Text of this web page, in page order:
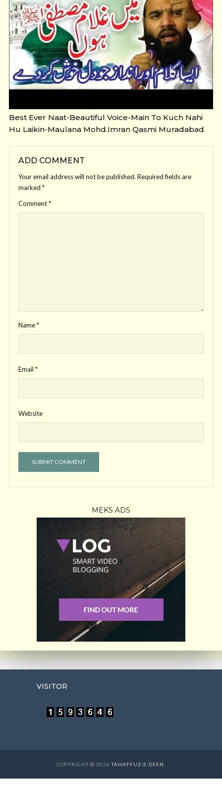
Best Ever Naat-Beautiful Voice-Main To Kuch Nahi
Hu Laikin-Maulana Mohd.Imran Qasmi Muradabad
ADD COMMENT
Your email address will not be published. Required fields are
marked *
Comment*
Name*
Email *
Website
MEKS ADS
VISITOR
COPYRIGHT © 2026TAHAFFUZ-E-DEEN